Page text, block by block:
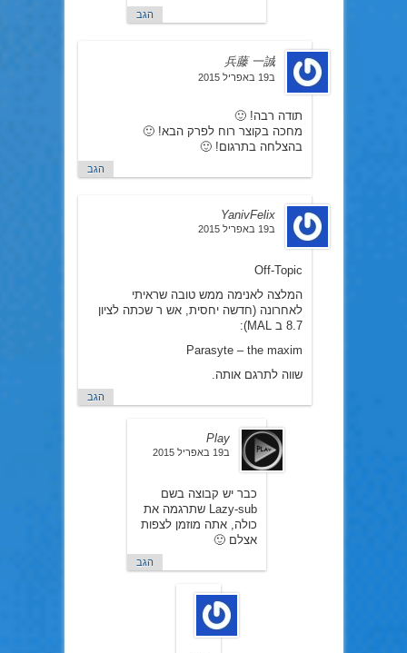
הגב
兵藤 一誠
ב19 באפריל 2015
תודה רבה! 🙂
מחכה בקוצר רוח לפרק הבא! 🙂
בהצלחה בתרגום! 🙂
הגב
YanivFelix
ב19 באפריל 2015
Off-Topic
המלצה לאנימה ממש טובה שראיתי
לאחרונה (חדשה יחסית, אש ר שכתה לציון
8.7 ב MAL):
Parasyte – the maxim
שווה לתרגם אותה.
הגב
Play
ב19 באפריל 2015
כבר יש קבוצה בשם
Lazy-sub שתרגמה את
כולה, אתה מוזמן לצפות
אצלם 🙂
הגב